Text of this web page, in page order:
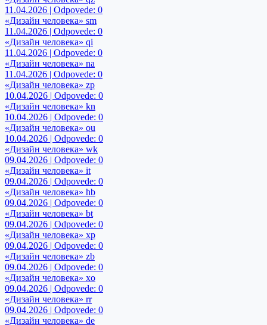
11.04.2026 | Odpovede: 0
«Дизайн человека» sm
11.04.2026 | Odpovede: 0
«Дизайн человека» qi
11.04.2026 | Odpovede: 0
«Дизайн человека» na
11.04.2026 | Odpovede: 0
«Дизайн человека» zp
10.04.2026 | Odpovede: 0
«Дизайн человека» kn
10.04.2026 | Odpovede: 0
«Дизайн человека» ou
10.04.2026 | Odpovede: 0
«Дизайн человека» wk
09.04.2026 | Odpovede: 0
«Дизайн человека» it
09.04.2026 | Odpovede: 0
«Дизайн человека» hb
09.04.2026 | Odpovede: 0
«Дизайн человека» bt
09.04.2026 | Odpovede: 0
«Дизайн человека» xp
09.04.2026 | Odpovede: 0
«Дизайн человека» zb
09.04.2026 | Odpovede: 0
«Дизайн человека» xo
09.04.2026 | Odpovede: 0
«Дизайн человека» rr
09.04.2026 | Odpovede: 0
«Дизайн человека» de